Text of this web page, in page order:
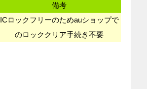
備考
ICロックフリーのためauショップで
のロッククリア手続き不要